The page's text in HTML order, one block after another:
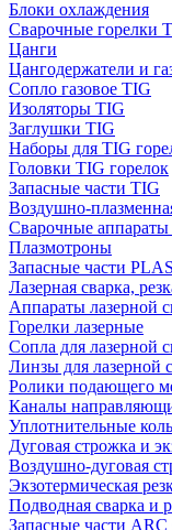
Блоки охлаждения
Сварочные горелки
Цанги
Цангодержатели и
Сопло газовое TIG
Изоляторы TIG
Заглушки TIG
Наборы для TIG
Головки TIG горелок
Запасные части TIG
Воздушно-
Сварочные
Плазмотроны
Запасные части
Лазерная сварка,
Аппараты лазерной
Горелки лазерные
Сопла для лазерной
Линзы для лазерной
Ролики подающего
Каналы
Уплотнительные
Дуговая строжка и
Воздушно-дуговая
Экзотермическая
Подводная сварка и
Запасные части